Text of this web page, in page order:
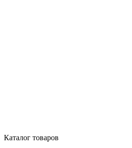
Каталог товаров